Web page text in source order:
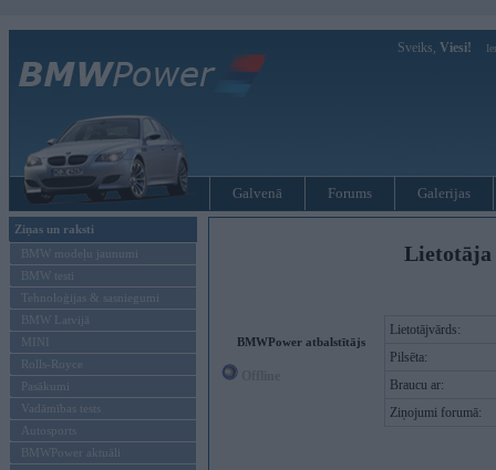
Sveiks, Viesi!
Galvenā Forums Galerijas
Ziņas un raksti
BMW modeļu jaunumi
BMW testi
Tehnoloģijas & sasniegumi
BMW Latvijā
MINI
Rolls-Royce
Pasākumi
Vadāmības tests
Autosports
BMWPower aktuāli
BMWPower atbalstītājs
Lietotājvārds:
Pilsēta:
Braucu ar:
Ziņojumi forumā: